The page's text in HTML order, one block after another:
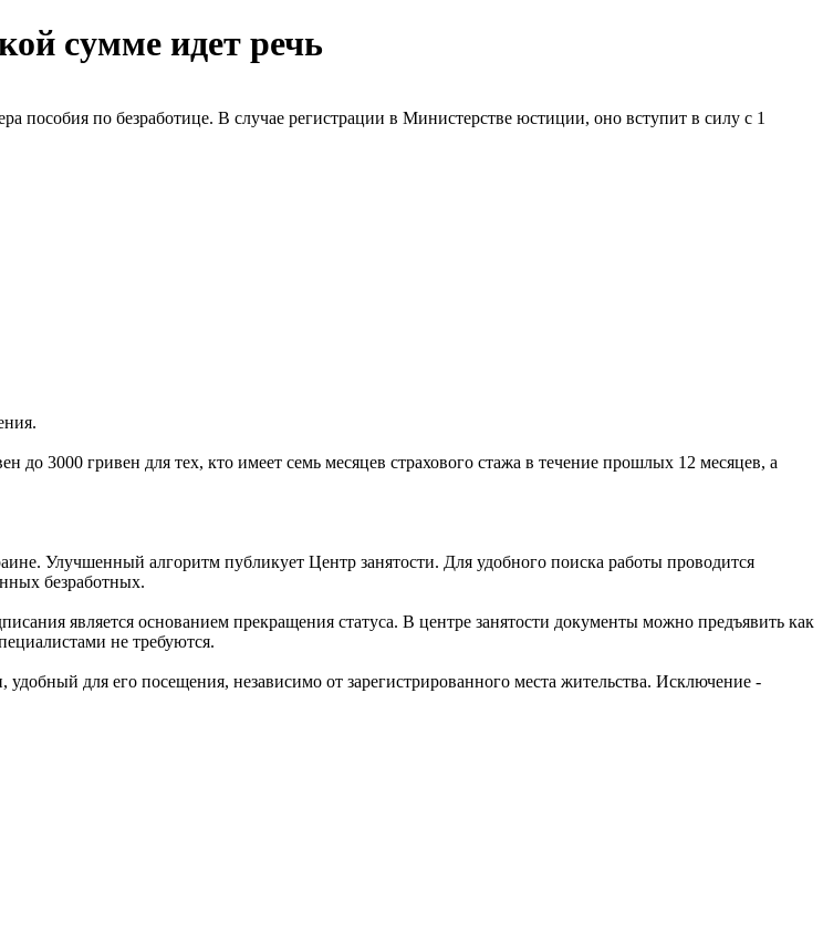
сумме идет речь
пособия по безработице. В случае регистрации в Министерстве юстиции, оно вступит в силу с 1
до 3000 гривен для тех, кто имеет семь месяцев страхового стажа в течение прошлых 12 месяцев, а
Улучшенный алгоритм публикует Центр занятости. Для удобного поиска работы проводится
безработных.
является основанием прекращения статуса. В центре занятости документы можно предъявить как
не требуются.
удобный для его посещения, независимо от зарегистрированного места жительства. Исключение -